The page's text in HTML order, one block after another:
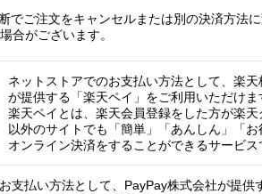
でご注文をキャンセルまたは別の決済方法
合がございます。
ネットストアでのお支払い方法として、楽天
が提供する「楽天ペイ」をご利用いただけま
楽天ペイとは、楽天会員登録をした方が楽天
以外のサイトでも「簡単」「あんしん」「お
オンライン決済をすることができるサービス
お支払い方法として、PayPay株式会社が提供